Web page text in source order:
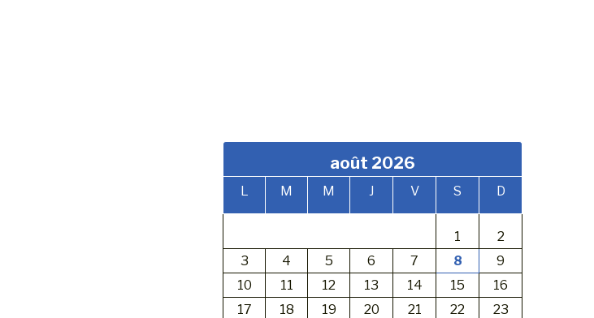
août 2026
L M M J V S D
1
2
3
4 5 6 7 8
9
10
11 12 13 14 15
16
17
18 19 20 21 22
23